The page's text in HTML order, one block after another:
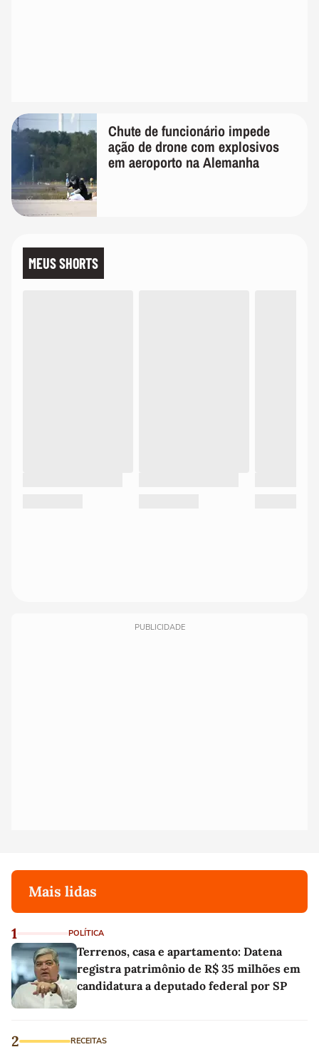
Chute de funcionário impede
ação de drone com explosivos
em aeroporto na Alemanha
MEUS SHORTS
PUBLICIDADE
Mais lidas
1 POLÍTICA
Terrenos, casa e apartamento: Datena
registra patrimônio de R$ 35 milhões em
candidatura a deputado federal por SP
2 RECEITAS